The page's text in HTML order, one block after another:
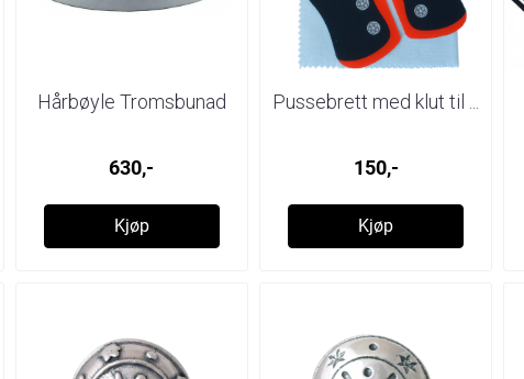
Hårbøyle Tromsbunad
630,-
Kjøp
Pussebrett med klut til ...
150,-
Kjøp